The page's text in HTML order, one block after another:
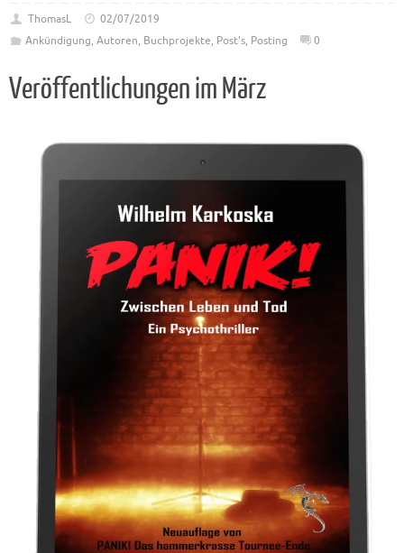
ThomasL
02/07/2019
Ankündigung, Autoren, Buchprojekte, Post's, Posting 0
Veröffentlichungen im März